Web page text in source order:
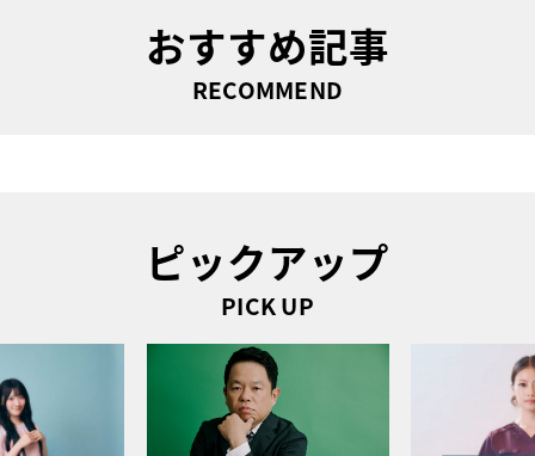
おすすめ記事
RECOMMEND
ピックアップ
PICK UP